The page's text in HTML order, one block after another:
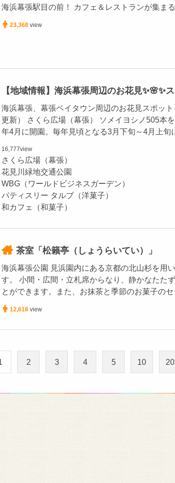
海浜幕張駅目の前！ カフェ＆レストランが集まる
23,368 view
【地域情報】海浜幕張周辺のお花見✨🌸✨
海浜幕張、幕張ベイタウン周辺のお花見スポッ
更新） さくら広場（幕張） ソメイヨシノ505本
年4月に開園。毎年見頃となる3月下旬～4月上
16,777view
さくら広場（幕張）
花見川緑地交通公園
WBG（ワールドビジネスガーデン）
パティスリー タルブ（洋菓子）
和カフェ（和菓子）
茶室「松籟亭（しょうらいてい）」
海浜幕張公園 見浜園内にある京都の北山杉を用
す。 小間・広間・立札席からなり、静かなたた
とができます。また、お抹茶と季節のお菓子の
12,618 view
2 3 4 5 10 20